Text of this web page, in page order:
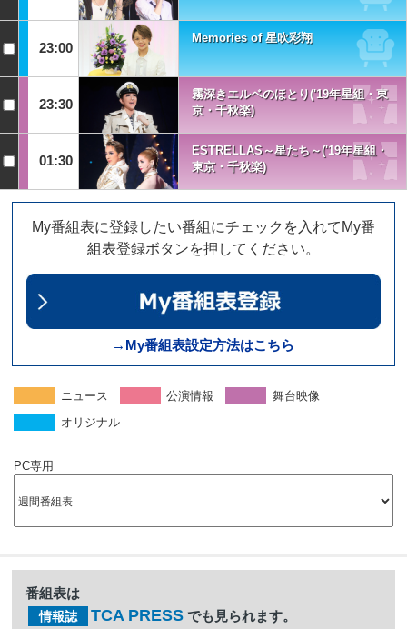
23:00
Memories of 星吹彩翔
23:30
霧深きエルベのほとり('19年星組・東
京・千秋楽)
01:30
ESTRELLAS～星たち～('19年星組・
東京・千秋楽)
My番組表に登録したい番組にチェックを入れてMy番
組表登録ボタンを押してください。
→My番組表設定方法はこちら
ニュース 公演情報
舞台映像
オリジナル
PC専用
番組表は
情報誌 TCA PRESS でも見られます。